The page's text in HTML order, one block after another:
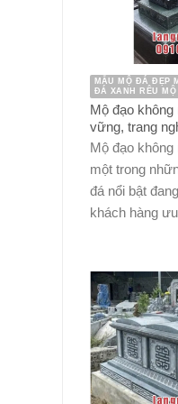
MẪU MỘ ĐÁ ĐẸP
ĐÁ XANH RÊU
Mộ đạo không
vững, trang
Mộ đạo không
một trong
đá nổi bật
khách hàng